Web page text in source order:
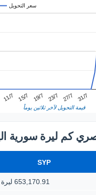
سعر التحويل
11/7 15/7 19/7 23/7 27/7 31/7
قيمة التحويل لآخر ثلاثين يوماً
SYP
653,170.91 ليرة سورية